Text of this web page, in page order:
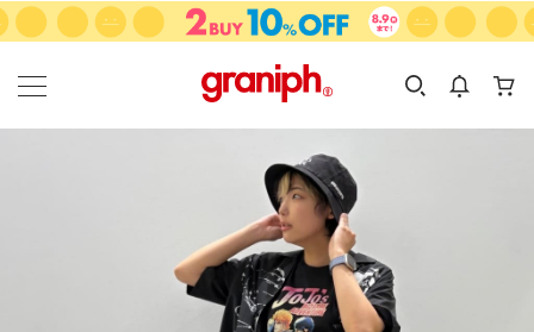
カテゴリーから探す
KIDS
カテゴリ
サイズ